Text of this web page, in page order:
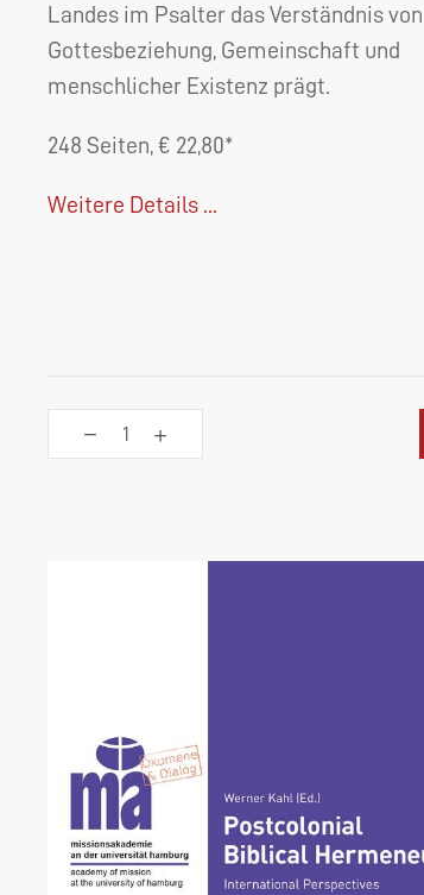
Landes im Psalter das Verständnis von
Gottesbeziehung, Gemeinschaft und
menschlicher Existenz prägt.
248 Seiten, € 22,80*
Weitere Details ...